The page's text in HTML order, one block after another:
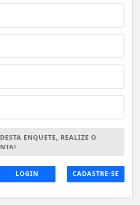
ENQUETE, REALIZE O
LOGIN CADASTRE-SE